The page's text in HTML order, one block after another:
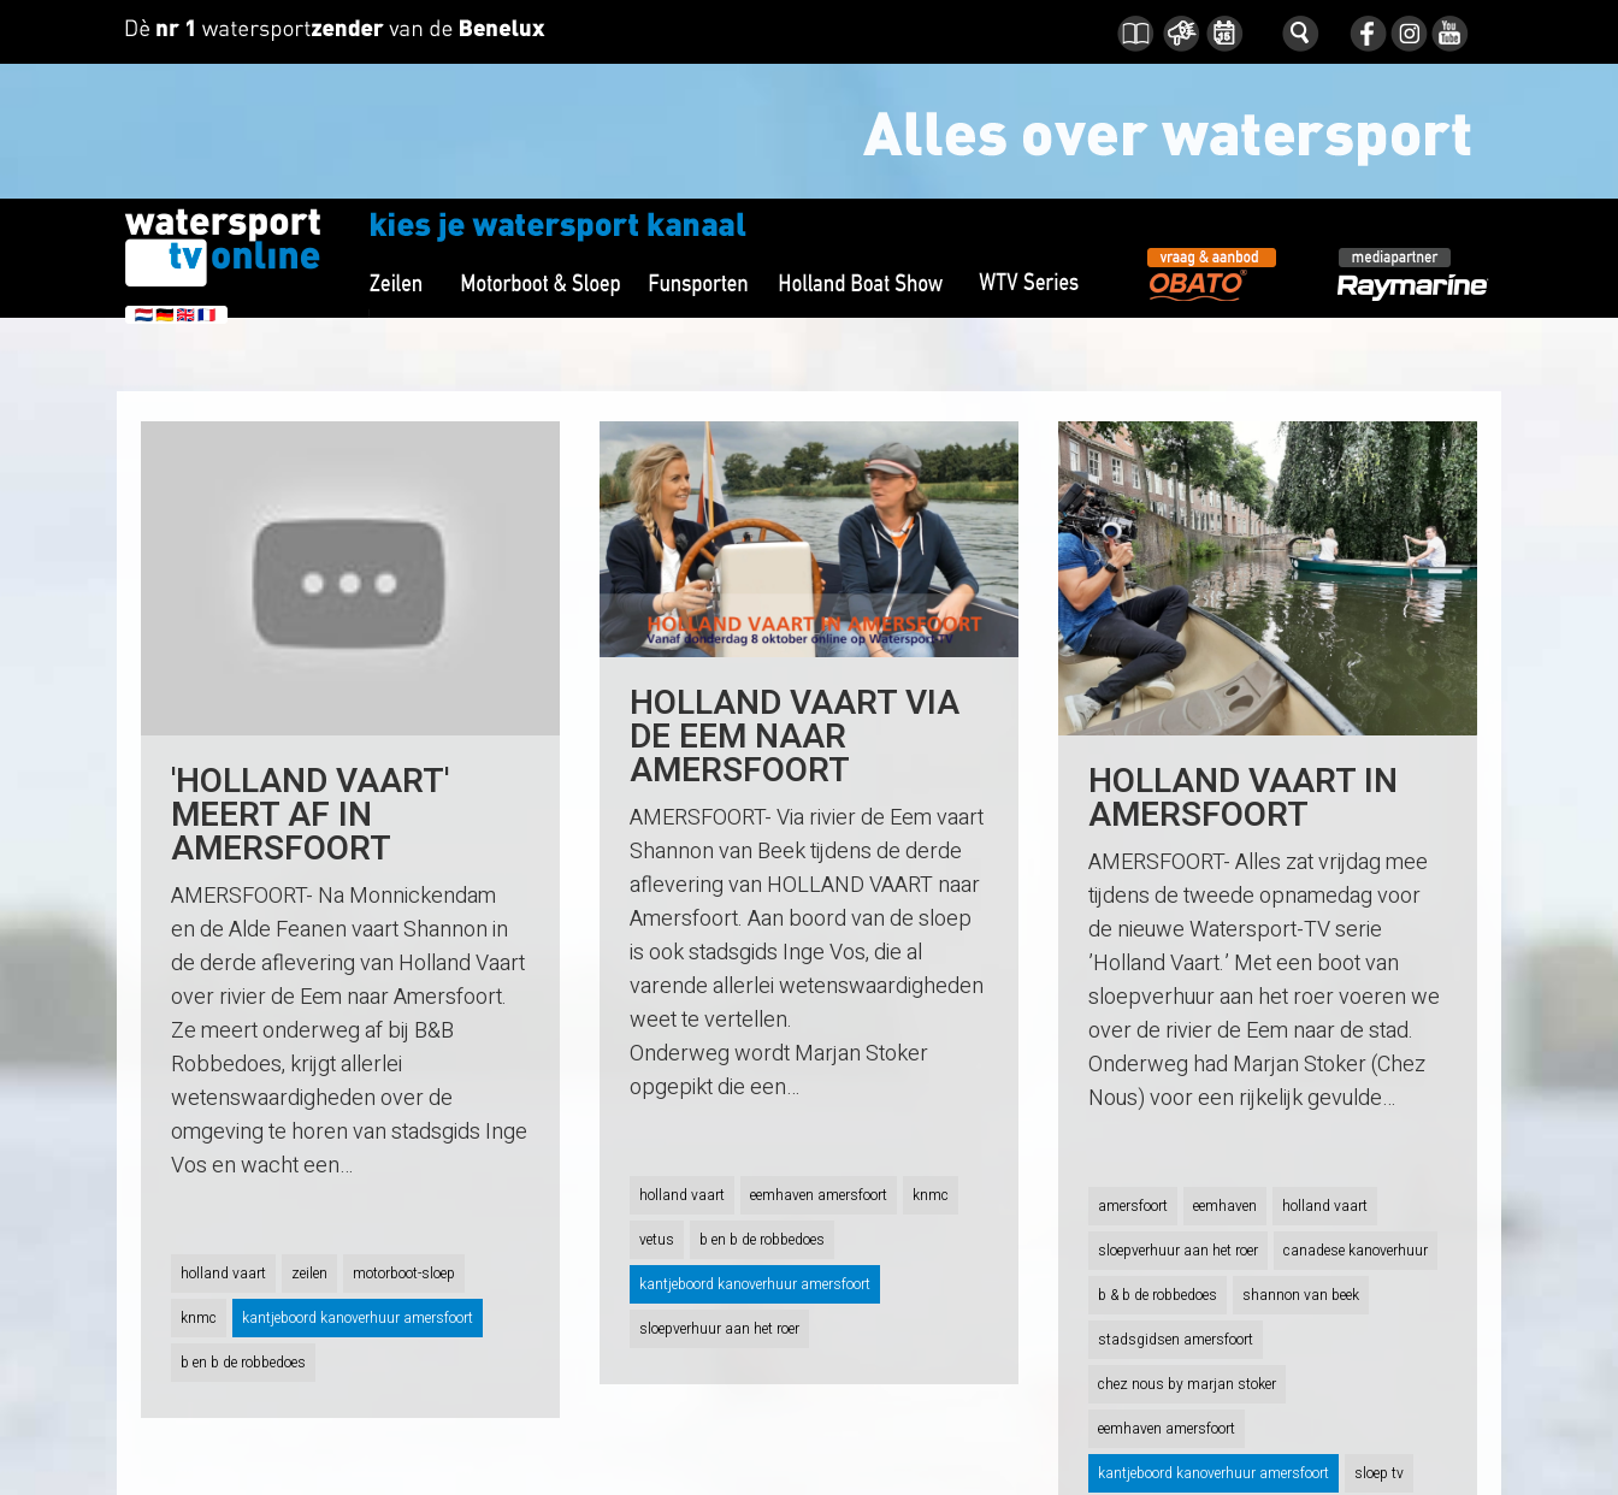
'HOLLAND VAART'
MEERT AF IN
AMERSFOORT
AMERSFOORT- Na Monnickendam
en de Alde Feanen vaart Shannon in
de derde aflevering van Holland Vaart
over rivier de Eem naar Amersfoort.
Ze meert onderweg af bij B&B
Robbedoes, krijgt allerlei
wetenswaardigheden over de
omgeving te horen van stadsgids Inge
Vos en wacht een…
holland vaart zeilen motorboot-sloep
knmc kantjeboord kanoverhuur amersfoort
b en b de robbedoes
HOLLAND VAART VIA
DE EEM NAAR
AMERSFOORT
AMERSFOORT- Via rivier de Eem vaart
Shannon van Beek tijdens de derde
aflevering van HOLLAND VAART naar
Amersfoort. Aan boord van de sloep
is ook stadsgids Inge Vos, die al
varende allerlei wetenswaardigheden
weet te vertellen.
Onderweg wordt Marjan Stoker
opgepikt die een…
holland vaart eemhaven amersfoort knmc
vetus b en b de robbedoes
kantjeboord kanoverhuur amersfoort
sloepverhuur aan het roer
HOLLAND VAART IN
AMERSFOORT
AMERSFOORT- Alles zat vrijdag mee
tijdens de tweede opnamedag voor
de nieuwe Watersport-TV serie
’Holland Vaart.’ Met een boot van
sloepverhuur aan het roer voeren we
over de rivier de Eem naar de stad.
Onderweg had Marjan Stoker (Chez
Nous) voor een rijkelijk gevulde…
amersfoort eemhaven holland vaart
sloepverhuur aan het roer canadese kanoverhuur
b & b de robbedoes shannon van beek
stadsgidsen amersfoort
chez nous by marjan stoker
eemhaven amersfoort
kantjeboord kanoverhuur amersfoort sloep tv